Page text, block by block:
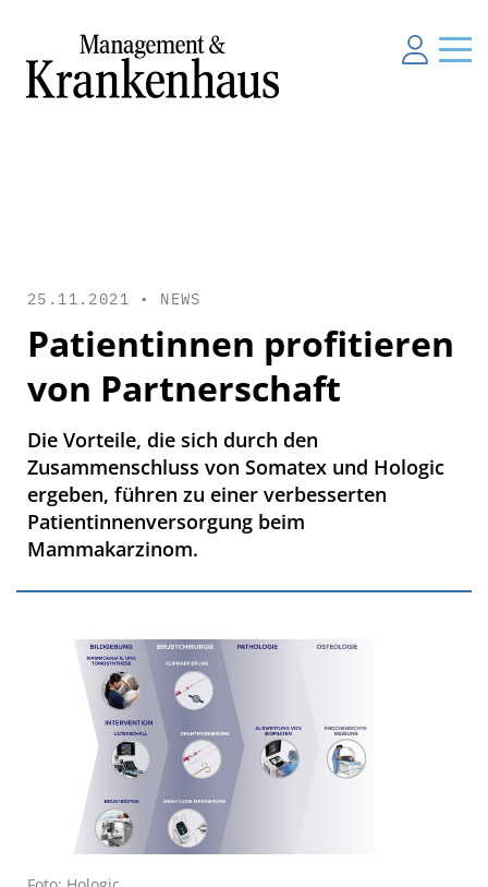
25.11.2021 • NEWS
Patientinnen profitieren
von Partnerschaft
Die Vorteile, die sich durch den
Zusammenschluss von Somatex und Hologic
ergeben, führen zu einer verbesserten
Patientinnenversorgung beim
Mammakarzinom.